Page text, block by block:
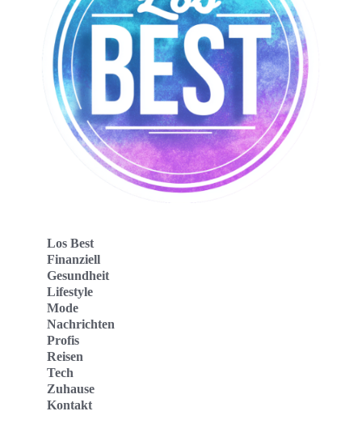
Los Best
Finanziell
Gesundheit
Lifestyle
Mode
Nachrichten
Profis
Reisen
Tech
Zuhause
Kontakt